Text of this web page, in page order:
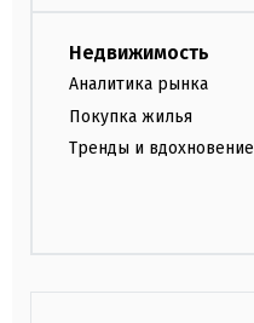
Недвижимость
Аналитика рынка
Покупка жилья
Тренды и вдохновение